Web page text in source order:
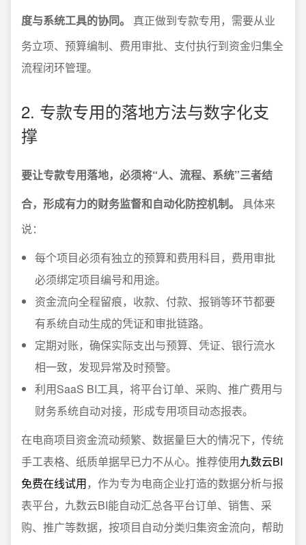
度与系统工具的协同。
真正做到专款专用，需要从业
务立项、预算编制、费用审批、支付执行到资金归集全
流程闭环管理。
2. 专款专用的落地方法与数字化支
撑
要让专款专用落地，必须将“人、流程、系统”三者结
合，形成有力的财务监督和自动化防控机制。
具体来
说：
每个项目必须有独立的预算和费用科目，费用审批
必须绑定项目编号和用途。
资金流向全程留痕，收款、付款、报销等环节都要
有系统自动生成的凭证和审批链路。
定期对账，确保实际支出与预算、凭证、银行流水
相一致，发现异常及时预警。
利用SaaS BI工具，将平台订单、采购、推广费用与
财务系统自动对接，形成专用项目动态报表。
在电商项目资金流动频繁、数据量巨大的情况下，传统
手工表格、纸质单据早已力不从心。推荐使用九数云BI
免费在线试用，作为专为电商企业打造的数据分析与报
表平台，九数云BI能自动汇总各平台订单、销售、采
购、推广等数据，按项目自动分类归集资金流向，帮助